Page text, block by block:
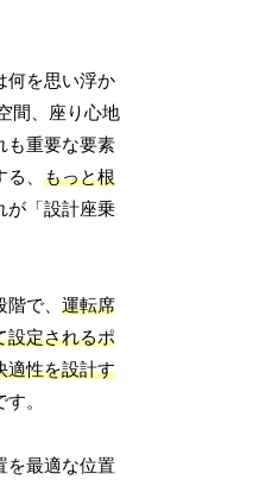
何を思い浮か
間、座り心地
も重要な要素
る、もっと根
が「設計座乗
階で、運転席
設定されるポ
適性を設計す
。
を最適な位置